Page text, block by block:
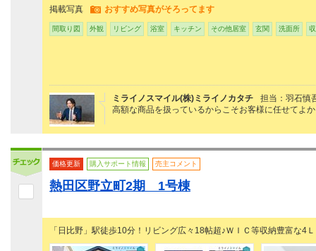
掲載写真 おすすめ写真がそろってます
間取り図 外観 リビング 浴室 キッチン その他居室 玄関 洗面所
ミライノスマイル(株)ミライノカタチ
担当：羽石慎
高額な商品を扱っているからこそお客様に任せてよ
価格更新 購入サポート情報 売主コメント
熱田区野立町2期 1号棟
「日比野」駅徒歩10分！リビング広々18帖超♪ＷＩＣ等収納豊富な4